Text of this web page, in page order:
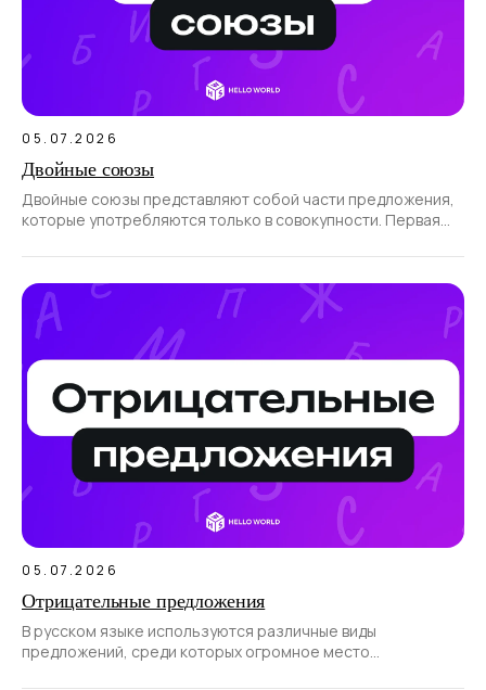
05.07.2026
Двойные союзы
Двойные союзы представляют собой части предложения,
которые употребляются только в совокупности. Первая
05.07.2026
Отрицательные предложения
В русском языке используются различные виды
предложений, среди которых огромное место